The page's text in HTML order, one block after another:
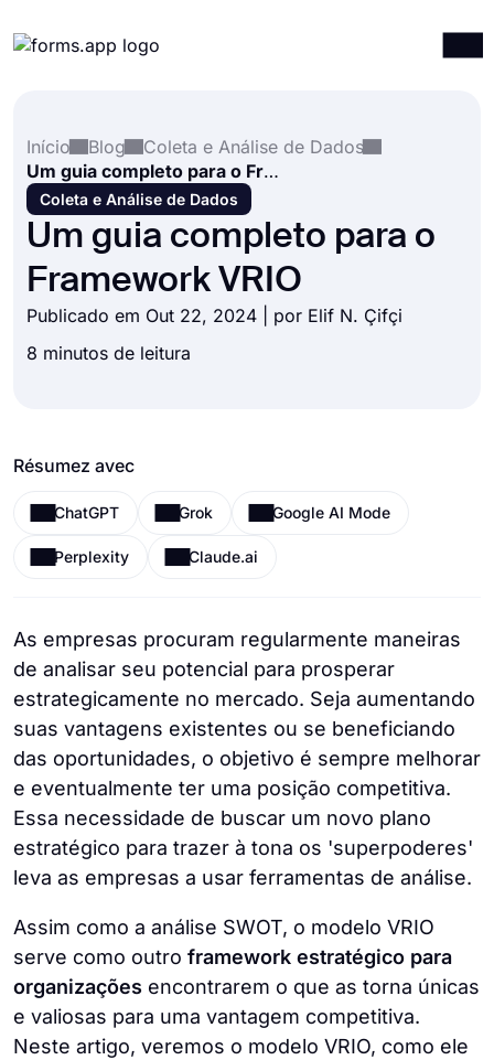
Integrações
Modelos
Recursos
Preços
Início
Blog
Coleta e Análise de Dados
Um guia completo para o Framework VRIO
Coleta e Análise de Dados
Um guia completo para o
Framework VRIO
Publicado em Out 22, 2024 | por Elif N. Çifçi
8 minutos de leitura
Résumez avec
ChatGPT Grok Google AI Mode
Perplexity Claude.ai
As empresas procuram regularmente maneiras
de analisar seu potencial para prosperar
estrategicamente no mercado. Seja aumentando
suas vantagens existentes ou se beneficiando
das oportunidades, o objetivo é sempre melhorar
e eventualmente ter uma posição competitiva.
Essa necessidade de buscar um novo plano
estratégico para trazer à tona os 'superpoderes'
leva as empresas a usar ferramentas de análise.
Assim como a análise SWOT, o modelo VRIO
serve como outro framework estratégico para
organizações encontrarem o que as torna únicas
e valiosas para uma vantagem competitiva.
Neste artigo, veremos o modelo VRIO, como ele